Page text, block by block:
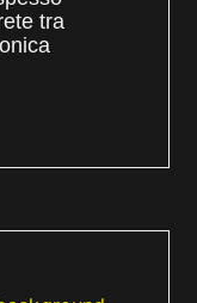
tra